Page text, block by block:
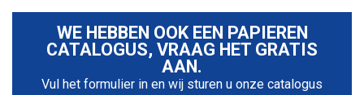
WE HEBBEN OOK EEN PAPIEREN
CATALOGUS, VRAAG HET GRATIS
AAN.
Vul het formulier in en wij sturen u onze catalogus